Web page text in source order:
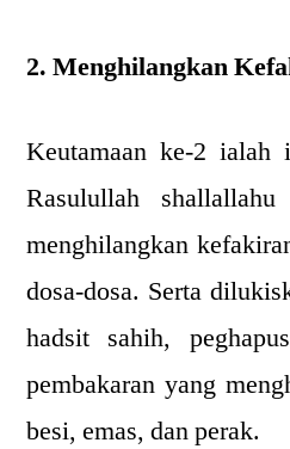
2. Menghilangkan
Keutamaan ke-2 ialah
Rasulullah
menghilangkan
dosa-dosa. Serta
hadsit sahih,
pembakaran yang
besi, emas, dan perak.